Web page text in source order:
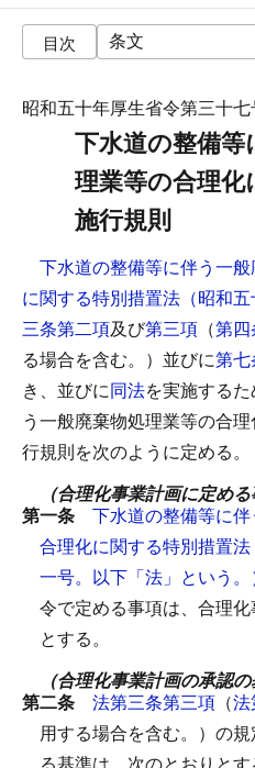
目次
昭和五十年厚生省令第三十
下水道の整備
理業等の合理
施行規則
下水道の整備等に伴う一
に関する特別措置法（昭和
三条第二項及び第三項 （第
る場合を含む。）並びに第
き、並びに同法を実施する
う一般廃棄物処理業等の合
行規則を次のように定める。
（合理化事業計画に定める
第一条 下水道の整備等に
合理化に関する特別措置
一号。以下「法」という
令で定める事項は、合理
とする。
（合理化事業計画の承認の
第二条 法第三条第三項 （法
用する場合を含む。）の